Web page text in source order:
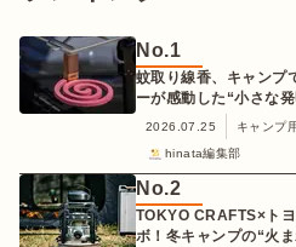
No.1
蚊取り線香、キャンプ
ーが感動した“小さな
2026.07.25
キャンプ
hinata編集部
No.2
TOKYO CRAFTS×ト
ボ！冬キャンプの“火